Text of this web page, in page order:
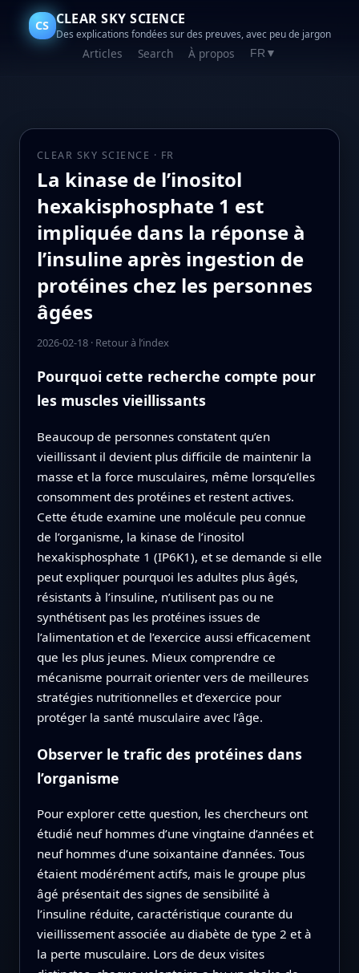
CS CLEAR SKY SCIENCE
Des explications fondées sur des preuves, avec peu de jargon
Articles Search À propos FR ▼
CLEAR SKY SCIENCE · FR
La kinase de l’inositol
hexakisphosphate 1 est
impliquée dans la réponse à
l’insuline après ingestion de
protéines chez les personnes
âgées
2026-02-18· Retour à l’index
Pourquoi cette recherche compte pour
les muscles vieillissants
Beaucoup de personnes constatent qu’en
vieillissant il devient plus difficile de maintenir la
masse et la force musculaires, même lorsqu’elles
consomment des protéines et restent actives.
Cette étude examine une molécule peu connue
de l’organisme, la kinase de l’inositol
hexakisphosphate 1 (IP6K1), et se demande si elle
peut expliquer pourquoi les adultes plus âgés,
résistants à l’insuline, n’utilisent pas ou ne
synthétisent pas les protéines issues de
l’alimentation et de l’exercice aussi efficacement
que les plus jeunes. Mieux comprendre ce
mécanisme pourrait orienter vers de meilleures
stratégies nutritionnelles et d’exercice pour
protéger la santé musculaire avec l’âge.
Observer le trafic des protéines dans
l’organisme
Pour explorer cette question, les chercheurs ont
étudié neuf hommes d’une vingtaine d’années et
neuf hommes d’une soixantaine d’années. Tous
étaient modérément actifs, mais le groupe plus
âgé présentait des signes de sensibilité à
l’insuline réduite, caractéristique courante du
vieillissement associée au diabète de type 2 et à
la perte musculaire. Lors de deux visites